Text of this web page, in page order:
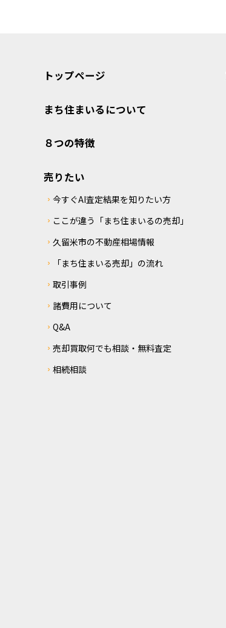
トップページ
まち住まいるについて
８つの特徴
売りたい
今すぐAI査定結果を知りたい方
ここが違う「まち住まいるの売却」
久留米市の不動産相場情報
「まち住まいる売却」の流れ
取引事例
諸費用について
Q&A
売却買取何でも相談・無料査定
相続相談